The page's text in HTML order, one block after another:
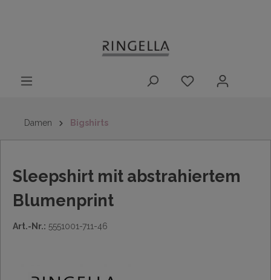
Damen Bigshirts
Sleepshirt mit abstrahiertem
Blumenprint
Art.-Nr.: 5551001-711-46